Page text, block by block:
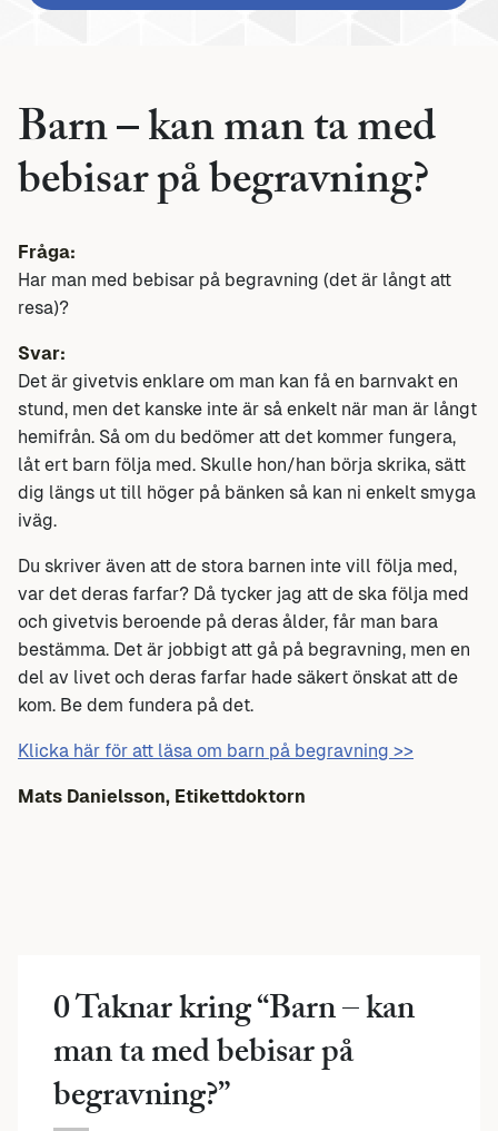
Barn – kan man ta med
bebisar på begravning?
Fråga:
Har man med bebisar på begravning (det är långt att
resa)?
Svar:
Det är givetvis enklare om man kan få en barnvakt en
stund, men det kanske inte är så enkelt när man är långt
hemifrån. Så om du bedömer att det kommer fungera,
låt ert barn följa med. Skulle hon/han börja skrika, sätt
dig längs ut till höger på bänken så kan ni enkelt smyga
iväg.
Du skriver även att de stora barnen inte vill följa med,
var det deras farfar? Då tycker jag att de ska följa med
och givetvis beroende på deras ålder, får man bara
bestämma. Det är jobbigt att gå på begravning, men en
del av livet och deras farfar hade säkert önskat att de
kom. Be dem fundera på det.
Klicka här för att läsa om barn på begravning >>
Mats Danielsson, Etikettdoktorn
0 Taknar kring “Barn – kan
man ta med bebisar på
begravning?”